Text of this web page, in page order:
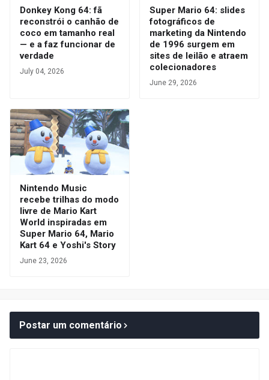
Donkey Kong 64: fã
reconstrói o canhão de
coco em tamanho real
— e a faz funcionar de
verdade
July 04, 2026
Super Mario 64: slides
fotográficos de
marketing da Nintendo
de 1996 surgem em
sites de leilão e atraem
colecionadores
June 29, 2026
Nintendo Music
recebe trilhas do modo
livre de Mario Kart
World inspiradas em
Super Mario 64, Mario
Kart 64 e Yoshi's Story
June 23, 2026
Postar um comentário